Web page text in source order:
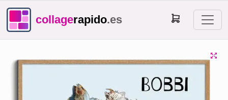
collagerapido.es